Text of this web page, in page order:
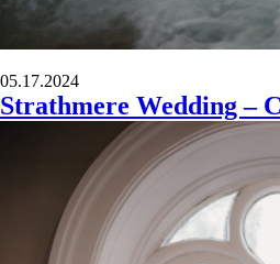
05.17.2024
Strathmere Wedding –